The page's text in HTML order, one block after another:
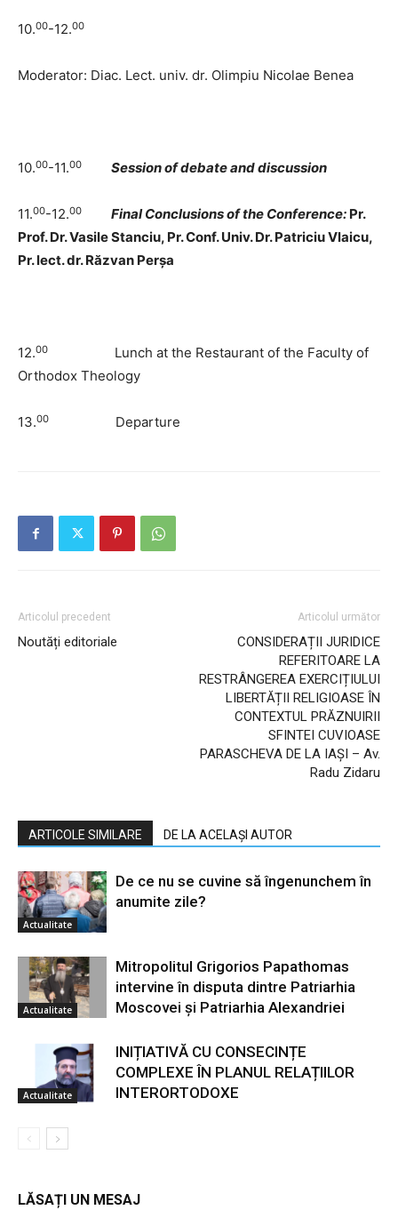
10.00-12.00
Moderator: Diac. Lect. univ. dr. Olimpiu Nicolae Benea
10.00-11.00 Session of debate and discussion
11.00-12.00 Final Conclusions of the Conference: Pr.
Prof. Dr. Vasile Stanciu, Pr. Conf. Univ. Dr. Patriciu Vlaicu,
Pr. lect. dr. Răzvan Perșa
12.00
Lunch at the Restaurant of the Faculty of
Orthodox Theology
13.00 Departure
Articolul precedent
Noutăți editoriale
Articolul următor
CONSIDERAȚII JURIDICE
REFERITOARE LA
RESTRÂNGEREA EXERCIȚIULUI
LIBERTĂȚII RELIGIOASE ÎN
CONTEXTUL PRĂZNUIRII
SFINTEI CUVIOASE
PARASCHEVA DE LA IAȘI – Av.
Radu Zidaru
ARTICOLE SIMILARE DE LA ACELAȘI AUTOR
Actualitate
De ce nu se cuvine să îngenunchem în
anumite zile?
Actualitate
Mitropolitul Grigorios Papathomas
intervine în disputa dintre Patriarhia
Moscovei și Patriarhia Alexandriei
Actualitate
INIȚIATIVĂ CU CONSECINȚE
COMPLEXE ÎN PLANUL RELAȚIILOR
INTERORTODOXE
LĂSAȚI UN MESAJ